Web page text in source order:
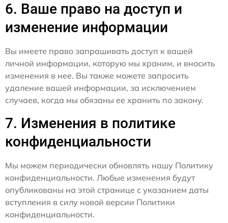
6. Ваше право на доступ и
изменение информации
Вы имеете право запрашивать доступ к вашей
личной информации, которую мы храним, и вносить
изменения в нее. Вы также можете запросить
удаление вашей информации, за исключением
случаев, когда мы обязаны ее хранить по закону.
7. Изменения в политике
конфиденциальности
Мы можем периодически обновлять нашу Политику
конфиденциальности. Любые изменения будут
опубликованы на этой странице с указанием даты
вступления в силу новой версии Политики
конфиденциальности.